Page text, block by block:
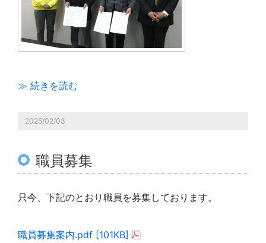
≫ 続きを読む
2025/02/03
職員募集
只今、下記のとおり職員を募集しております。
職員募集案内.pdf [101KB]